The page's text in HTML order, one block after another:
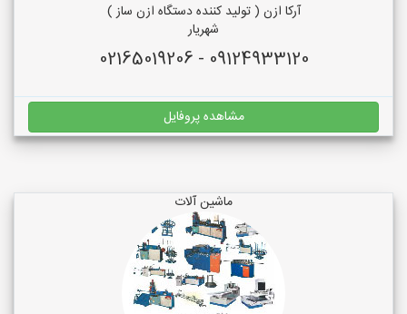
آرکا ازن ( تولید کننده دستگاه ازن ساز )
شهریار
09124933120 - 02165019206
مشاهده پروفایل
ماشین آلات